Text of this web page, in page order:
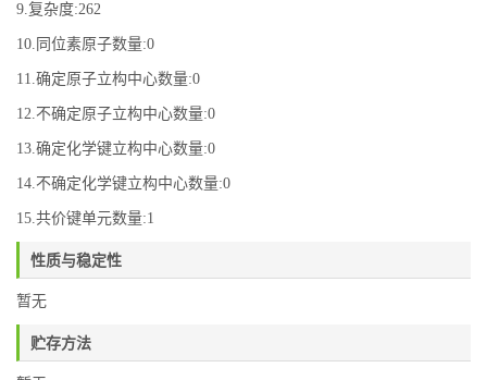
9.复杂度:262
10.同位素原子数量:0
11.确定原子立构中心数量:0
12.不确定原子立构中心数量:0
13.确定化学键立构中心数量:0
14.不确定化学键立构中心数量:0
15.共价键单元数量:1
性质与稳定性
暂无
贮存方法